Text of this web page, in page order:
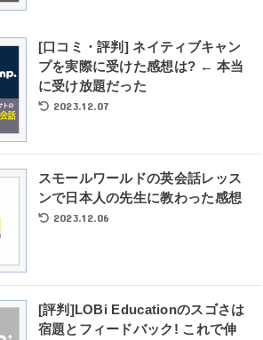
[口コミ・評判] ネイティブキャン
プを実際に受けた感想は? ← 本当
に受け放題だった
2023.12.07
スモールワールドの英会話レッス
ンで日本人の先生に教わった感想
2023.12.06
[評判]LOBi Educationのスゴさは
宿題とフィードバック! これで伸